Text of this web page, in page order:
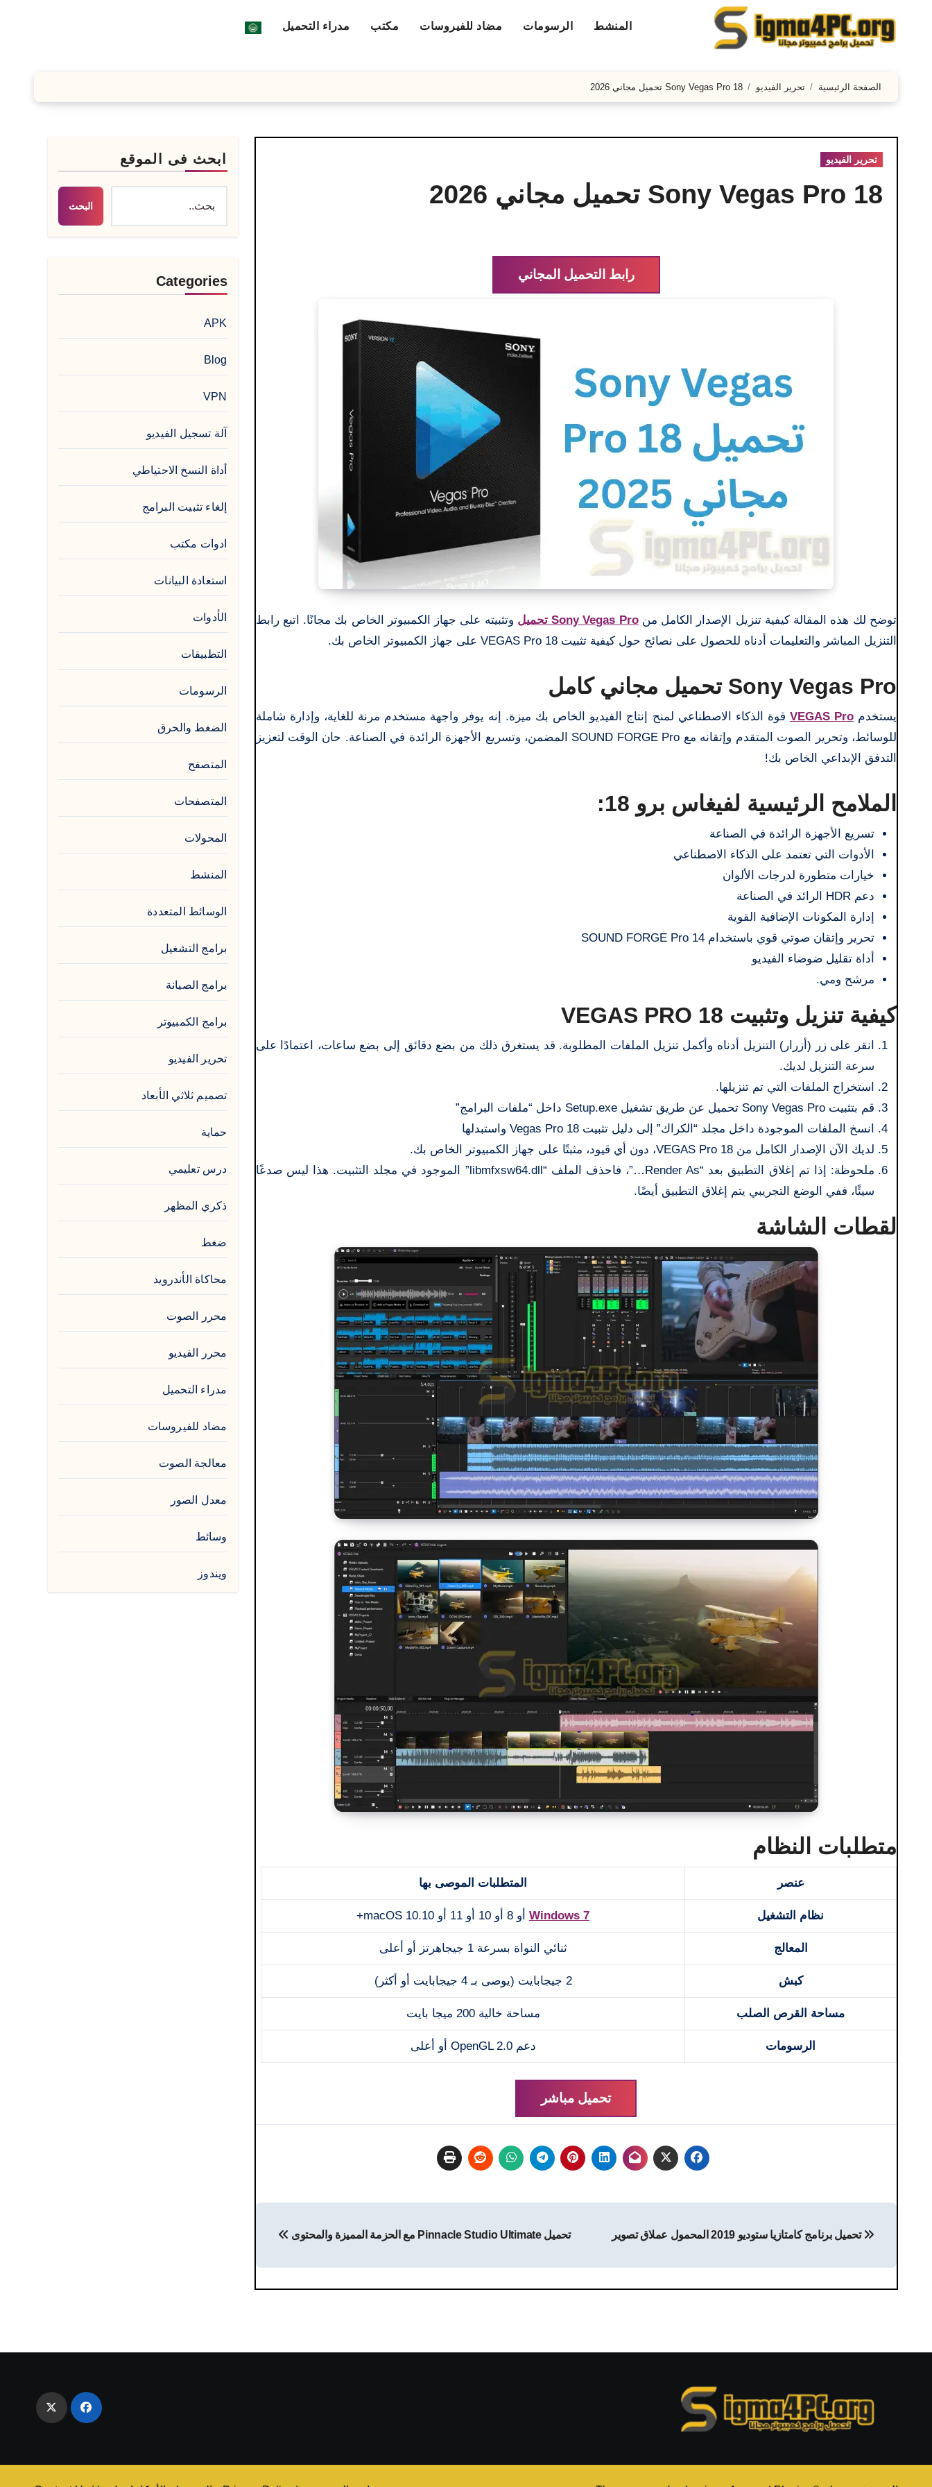
المنشط الرسومات مضاد للفيروسات مكتب مدراء التحميل
الصفحة الرئيسية تحرير الفيديو Sony Vegas Pro 18 تحميل مجاني 2026
تحرير الفيديو
Sony Vegas Pro 18 تحميل مجاني 2026
رابط التحميل المجاني
توضح لك هذه المقالة كيفية تنزيل الإصدار الكامل منSony Vegas Pro تحميل
وتثبيته على جهاز الكمبيوتر الخاص بك مجانًا. اتبع رابط
التنزيل المباشر والتعليمات أدناه للحصول على نصائح حول كيفية تثبيت VEGAS Pro 18 على جهاز الكمبيوتر الخاص بك.
Sony Vegas Pro تحميل مجاني كامل
يستخدمVEGAS Pro قوة الذكاء الاصطناعي لمنح إنتاج الفيديو الخاص بك ميزة. إنه يوفر واجهة مستخدم مرنة للغاية، وإدارة شاملة
للوسائط، وتحرير الصوت المتقدم وإتقانه مع SOUND FORGE Pro المضمن، وتسريع الأجهزة الرائدة في الصناعة. حان الوقت لتعزيز
التدفق الإبداعي الخاص بك!
الملامح الرئيسية لفيغاس برو 18:
تسريع الأجهزة الرائدة في الصناعة
الأدوات التي تعتمد على الذكاء الاصطناعي
خيارات متطورة لدرجات الألوان
دعم HDR الرائد في الصناعة
إدارة المكونات الإضافية القوية
تحرير وإتقان صوتي قوي باستخدام SOUND FORGE Pro 14
أداة تقليل ضوضاء الفيديو
مرشح ومي.
كيفية تنزيل وتثبيت VEGAS PRO 18
انقر على زر (أزرار) التنزيل أدناه وأكمل تنزيل الملفات المطلوبة. قد يستغرق ذلك من بضع دقائق إلى بضع ساعات، اعتمادًا على
سرعة التنزيل لديك.
استخراج الملفات التي تم تنزيلها.
قم بتثبيت Sony Vegas Pro تحميل عن طريق تشغيل Setup.exe داخل “ملفات البرامج”
انسخ الملفات الموجودة داخل مجلد “الكراك” إلى دليل تثبيت Vegas Pro 18 واستبدلها
لديك الآن الإصدار الكامل من VEGAS Pro 18، دون أي قيود، مثبتًا على جهاز الكمبيوتر الخاص بك.
ملحوظة: إذا تم إغلاق التطبيق بعد “Render As…”، فاحذف الملف “libmfxsw64.dll” الموجود في مجلد التثبيت. هذا ليس صدعًا
سيئًا، ففي الوضع التجريبي يتم إغلاق التطبيق أيضًا.
لقطات الشاشة
متطلبات النظام
عنصر المتطلبات الموصى بها
نظام التشغيل Windows 7 أو 8 أو 10 أو 11 أو macOS 10.10+
المعالج ثنائي النواة بسرعة 1 جيجاهرتز أو أعلى
كبش 2 جيجابايت (يوصى بـ 4 جيجابايت أو أكثر)
مساحة القرص الصلب مساحة خالية 200 ميجا بايت
الرسومات دعم OpenGL 2.0 أو أعلى
تحميل مباشر
المقالات
تحميل برنامج كامتازيا ستوديو 2019 المحمول عملاق تصوير تحميل Pinnacle Studio Ultimate مع الحزمة المميزة والمحتوى
ابحث فى الموقع
البحث
Categories
APK
Blog
VPN
آلة تسجيل الفيديو
أداة النسخ الاحتياطي
إلغاء تثبيت البرامج
ادوات مكتب
استعادة البيانات
الأدوات
التطبيقات
الرسومات
الضغط والحرق
المتصفح
المتصفحات
المحولات
المنشط
الوسائط المتعددة
برامج التشغيل
برامج الصيانة
برامج الكمبيوتر
تحرير الفيديو
تصميم ثلاثي الأبعاد
حماية
درس تعليمي
ذكري المظهر
ضغط
محاكاة الأندرويد
محرر الصوت
محرر الفيديو
مدراء التحميل
مضاد للفيروسات
معالجة الصوت
معدل الصور
وسائط
ويندوز